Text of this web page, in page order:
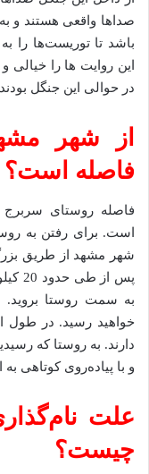
صداها واقعی هستند و
باشد تا توریست‌ها را
این روایت ها را
در حوالی این جنگل
از شهر
فاصله است؟
است. برای رفتن به
شهر مشهد از طریق
پس
به سمت روستا بروید.
خواهید رسید. در طول
دارند. به روستا که
و با پیاده‌روی کوتاهی
علت
چیست؟